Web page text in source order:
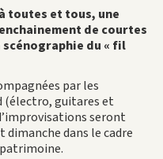
toutes et tous, une
de courtes
du « fil
par les
(électro, guitares et
seront
dimanche dans le cadre